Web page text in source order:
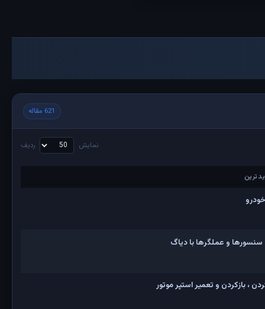
621 مقاله
نمایش ردیف
سنسورها و عملگرها با دیاگ
، بازکردن و تعمیر استپر موتور